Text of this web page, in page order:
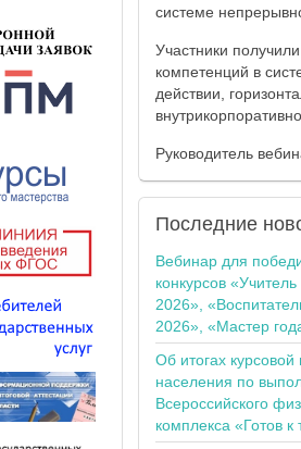
системе
Участники
компетенций в
действии,
Руководитель
Последние
Вебинар для
конкурсов
2026»,
2026», «Мастер
Об итогах курсовой
населения по
Всероссийского
комплекса «Готов